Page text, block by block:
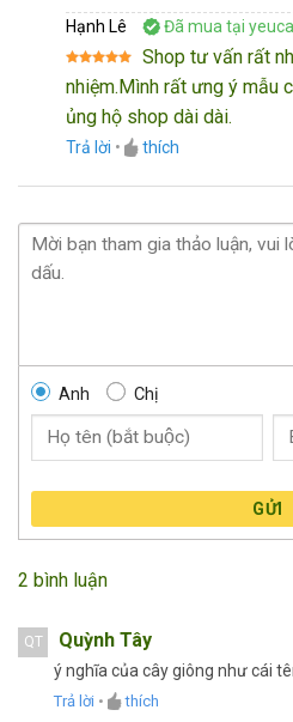
Hạnh Lê
Đã mua tại
Được xếp
hạng55
Shop tư vấn rất
nhiệm.Mình rất ưng ý mẫu
ủng hộ shop dài dài.
Trả lời • thích
Anh Chị
GỬI
2 bình luận
QT Quỳnh Tây
ý nghĩa của cây giông như cái
Trả lời • thích